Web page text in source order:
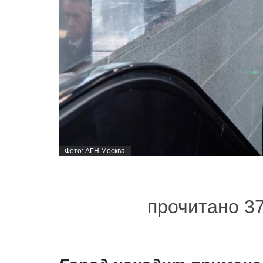
Фото: АГН Москва
прочитано